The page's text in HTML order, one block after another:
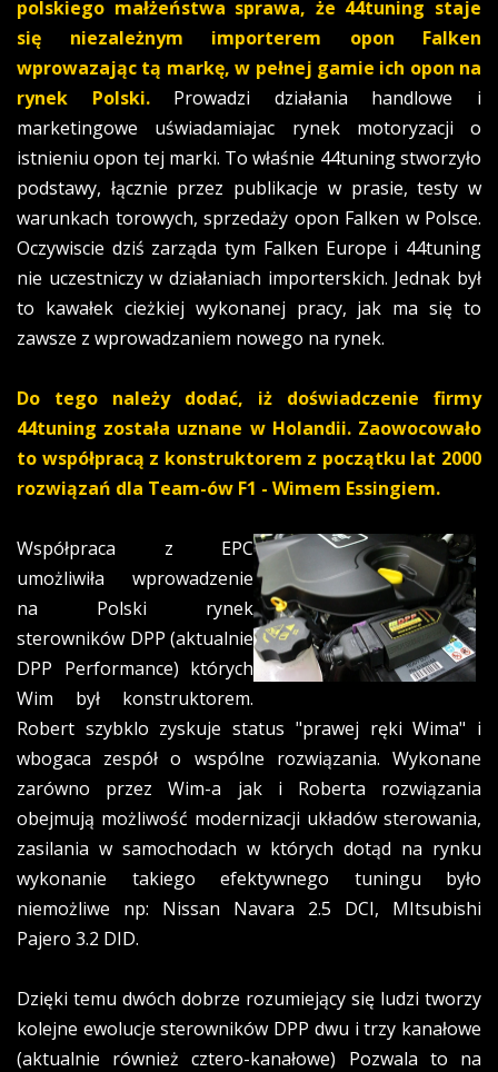
polskiego małżeństwa sprawa, że 44tuning staje
się niezależnym importerem opon Falken
wprowazając tą markę, w pełnej gamie ich opon na
rynek Polski.
Prowadzi działania handlowe i
marketingowe uświadamiajac rynek motoryzacji o
istnieniu opon tej marki. To właśnie 44tuning stworzyło
podstawy, łącznie przez publikacje w prasie, testy w
warunkach torowych, sprzedaży opon Falken w Polsce.
Oczywiscie dziś zarząda tym Falken Europe i 44tuning
nie uczestniczy w działaniach importerskich. Jednak był
to kawałek cieżkiej wykonanej pracy, jak ma się to
zawsze z wprowadzaniem nowego na rynek.
Do tego należy dodać, iż doświadczenie firmy
44tuning została uznane w Holandii. Zaowocowało
to współpracą z konstruktorem z początku lat 2000
rozwiązań dla Team-ów F1 - Wimem Essingiem.
Współpraca z EPC
umożliwiła wprowadzenie
na Polski rynek
sterowników DPP (aktualnie
DPP Performance) których
Wim był konstruktorem.
Robert szybklo zyskuje status "prawej ręki Wima" i
wbogaca zespół o wspólne rozwiązania. Wykonane
zarówno przez Wim-a jak i Roberta rozwiązania
obejmują możliwość modernizacji układów sterowania,
zasilania w samochodach w których dotąd na rynku
wykonanie takiego efektywnego tuningu było
niemożliwe np: Nissan Navara 2.5 DCI, MItsubishi
Pajero 3.2 DID.
Dzięki temu dwóch dobrze rozumiejący się ludzi tworzy
kolejne ewolucje sterowników DPP dwu i trzy kanałowe
(aktualnie również cztero-kanałowe) Pozwala to na